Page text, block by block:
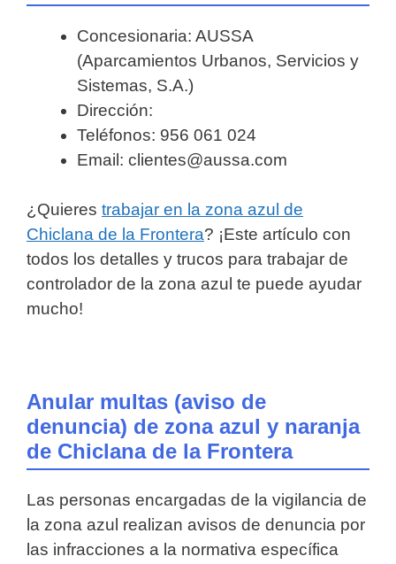
Concesionaria: AUSSA
(Aparcamientos Urbanos, Servicios y
Sistemas, S.A.)
Dirección:
Teléfonos: 956 061 024
Email: clientes@aussa.com
¿Quieres trabajar en la zona azul de
Chiclana de la Frontera? ¡Este artículo con
todos los detalles y trucos para trabajar de
controlador de la zona azul te puede ayudar
mucho!
Anular multas (aviso de
denuncia) de zona azul y naranja
de Chiclana de la Frontera
Las personas encargadas de la vigilancia de
la zona azul realizan avisos de denuncia por
las infracciones a la normativa específica